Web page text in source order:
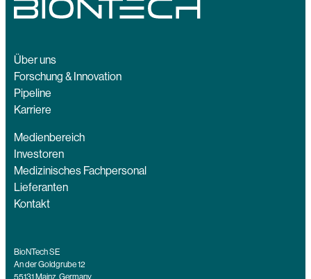
Über uns
Forschung & Innovation
Pipeline
Karriere
Medienbereich
Investoren
Medizinisches Fachpersonal
Lieferanten
Kontakt
BioNTech SE
An der Goldgrube 12
55131 Mainz, Germany